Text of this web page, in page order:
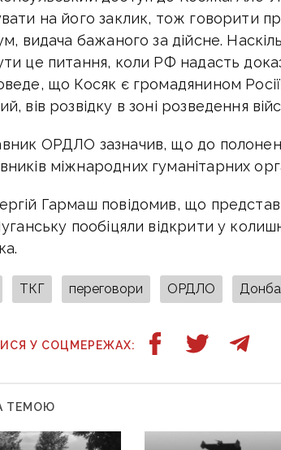
на його заклик, тож говорити
видача бажаного за дійсне.
це питання, коли РФ надасть
що Косяк є громадянином
вів розвідку в зоні розведення
ОРДЛО зазначив, що до
міжнародних гуманітарних
Гармаш повідомив, що
пообіцяли відкрити у
ТКГ переговори ОРДЛО
У СОЦМЕРЕЖАХ:
ТЕМОЮ